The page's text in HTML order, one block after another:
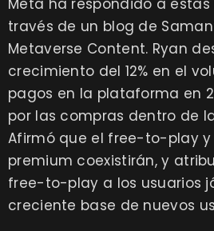
través de un blog de
Metaverse Content. Ryan
crecimiento del 12% en el
pagos en la plataforma en
por las compras dentro de
Afirmó que el free-to-play
premium coexistirán, y
free-to-play a los usuarios
creciente base de nuevos